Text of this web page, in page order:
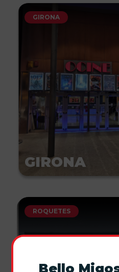
GIRONA
GIRONA
ROQUETES
Bello